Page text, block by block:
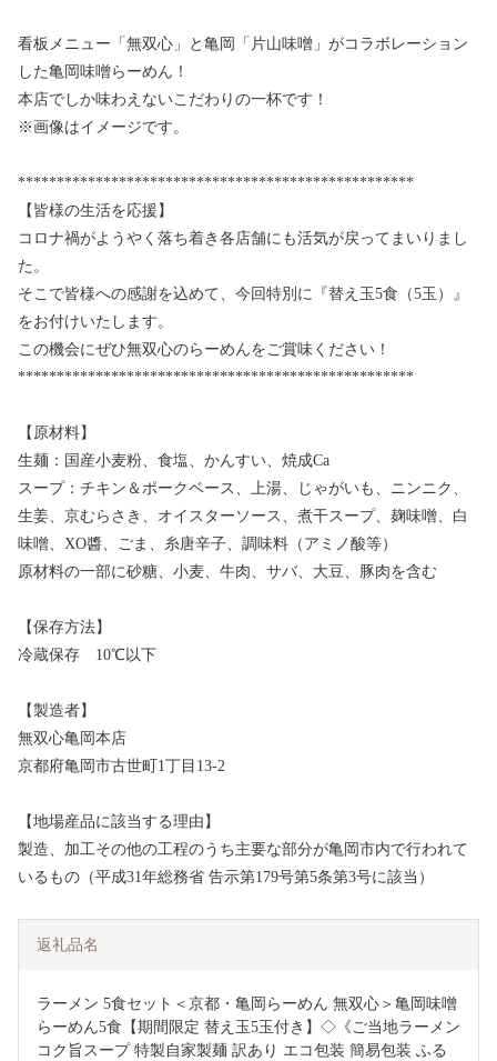
看板メニュー「無双心」と亀岡「片山味噌」がコラボレーション
した亀岡味噌らーめん！
本店でしか味わえないこだわりの一杯です！
※画像はイメージです。
***************************************************
【皆様の生活を応援】
コロナ禍がようやく落ち着き各店舗にも活気が戻ってまいりまし
た。
そこで皆様への感謝を込めて、今回特別に『替え玉5食（5玉）』
をお付けいたします。
この機会にぜひ無双心のらーめんをご賞味ください！
***************************************************
【原材料】
生麺：国産小麦粉、食塩、かんすい、焼成Ca
スープ：チキン＆ポークベース、上湯、じゃがいも、ニンニク、
生姜、京むらさき、オイスターソース、煮干スープ、麹味噌、白
味噌、XO醬、ごま、糸唐辛子、調味料（アミノ酸等）
原材料の一部に砂糖、小麦、牛肉、サバ、大豆、豚肉を含む
【保存方法】
冷蔵保存 10℃以下
【製造者】
無双心亀岡本店
京都府亀岡市古世町1丁目13-2
【地場産品に該当する理由】
製造、加工その他の工程のうち主要な部分が亀岡市内で行われて
いるもの（平成31年総務省 告示第179号第5条第3号に該当）
返礼品名
ラーメン 5食セット＜京都・亀岡らーめん 無双心＞亀岡味噌
らーめん5食【期間限定 替え玉5玉付き】◇《ご当地ラーメン
コク旨スープ 特製自家製麺 訳あり エコ包装 簡易包装 ふる